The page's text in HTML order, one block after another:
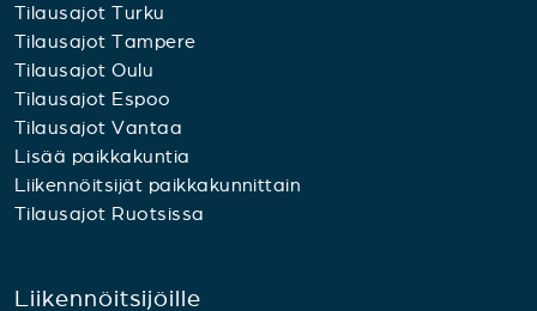
Tilausajot Turku
Tilausajot Tampere
Tilausajot Oulu
Tilausajot Espoo
Tilausajot Vantaa
Lisää paikkakuntia
Liikennöitsijät paikkakunnittain
Tilausajot Ruotsissa
Liikennöitsijöille